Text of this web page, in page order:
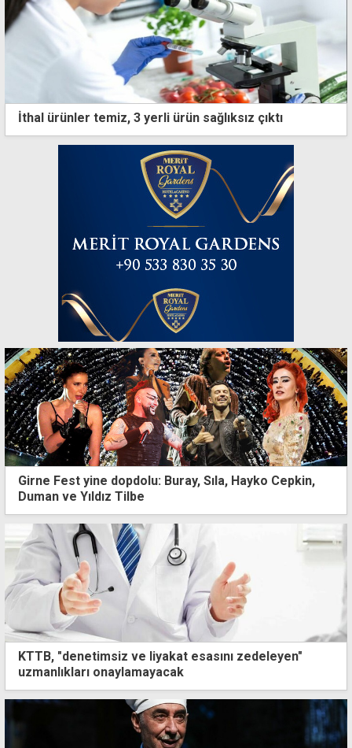
İthal ürünler temiz, 3 yerli ürün sağlıksız çıktı
Girne Fest yine dopdolu: Buray, Sıla, Hayko Cepkin,
Duman ve Yıldız Tilbe
KTTB, "denetimsiz ve liyakat esasını zedeleyen"
uzmanlıkları onaylamayacak